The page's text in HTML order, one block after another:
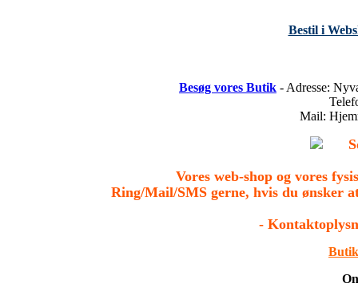
Bestil i
Besøg vores Butik - Adresse:
Mail:
Vores web-shop og vores
Ring/Mail/SMS gerne, hvis du ønsker
-